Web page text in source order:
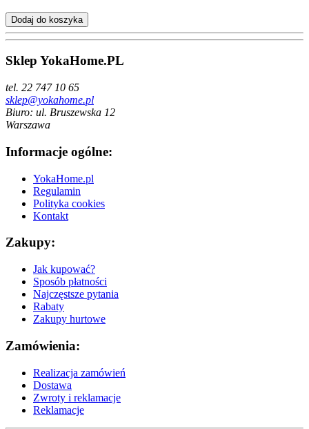
Dodaj do koszyka
Sklep YokaHome.PL
tel. 22 747 10 65
sklep@yokahome.pl
Biuro: ul. Bruszewska 12
Warszawa
Informacje ogólne:
YokaHome.pl
Regulamin
Polityka cookies
Kontakt
Zakupy:
Jak kupować?
Sposób płatności
Najczęstsze pytania
Rabaty
Zakupy hurtowe
Zamówienia:
Realizacja zamówień
Dostawa
Zwroty i reklamacje
Reklamacje